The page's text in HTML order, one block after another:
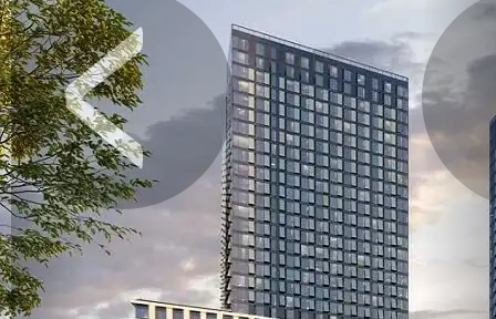
Предыдущее